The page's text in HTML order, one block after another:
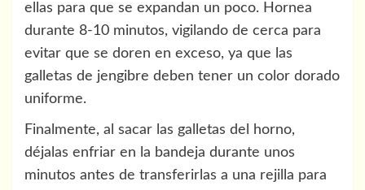
ellas para que se expandan un poco. Hornea
durante 8-10 minutos, vigilando de cerca para
evitar que se doren en exceso, ya que las
galletas de jengibre deben tener un color dorado
uniforme.
Finalmente, al sacar las galletas del horno,
déjalas enfriar en la bandeja durante unos
minutos antes de transferirlas a una rejilla para